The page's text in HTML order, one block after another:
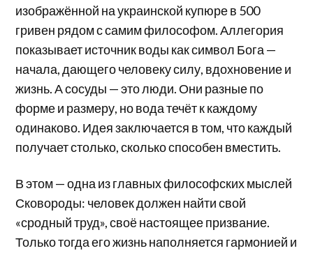
изображённой на украинской купюре в 500
гривен рядом с самим философом. Аллегория
показывает источник воды как символ Бога —
начала, дающего человеку силу, вдохновение и
жизнь. А сосуды — это люди. Они разные по
форме и размеру, но вода течёт к каждому
одинаково. Идея заключается в том, что каждый
получает столько, сколько способен вместить.
В этом — одна из главных философских мыслей
Сковороды: человек должен найти свой
«сродный труд», своё настоящее призвание.
Только тогда его жизнь наполняется гармонией и